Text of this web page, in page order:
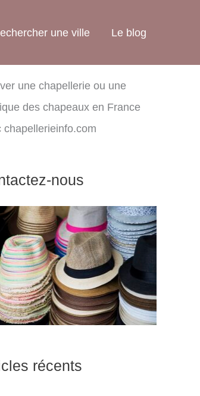
une ville Le blog
une chapellerie ou une
des chapeaux en France
chapellerieinfo.com
nous
récents